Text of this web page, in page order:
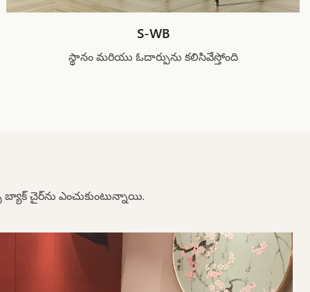
S-WB
స్థానం మరియు ఓదార్పును కలిసివేస్తోంది
బ్యాక్ చైర్‌ను ఎంచుకుంటున్నాయి.